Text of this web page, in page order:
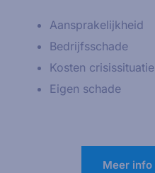
Aansprakelijkheid
Bedrijfsschade
Kosten crisissituatie
Eigen schade
Meer info